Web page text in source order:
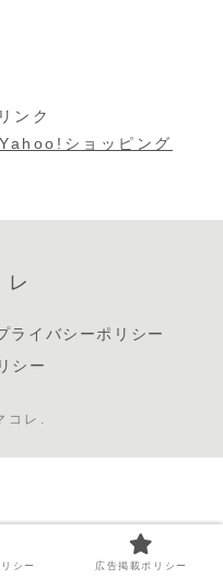
ンク
Yahoo!ショッピング
ライバシーポリシー
シー
レ.
シー 広告掲載ポリシー